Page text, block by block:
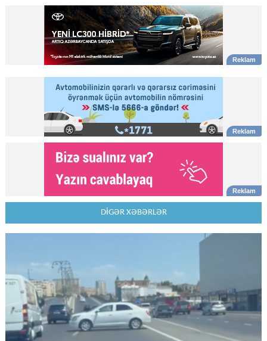
DİGƏR XƏBƏRLƏR